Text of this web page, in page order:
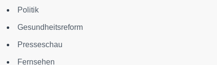
Politik
Gesundheitsreform
Presseschau
Fernsehen